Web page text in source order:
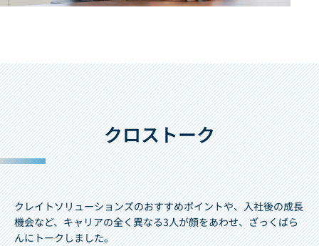
クロストーク
クレイトソリューションズのおすすめポイントや、入社後の成長
機会など、キャリアの全く異なる3人が顔をあわせ、ざっくばら
んにトークしました。